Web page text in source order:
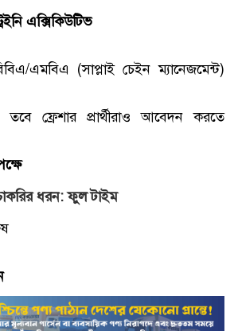
এক্সিকিউটিভ
এমবিএ (সাপ্লাই চেইন ম্যানেজমেন্ট)
ফ্রেশার প্রার্থীরাও আবেদন করতে
ধরন: ফুল টাইম